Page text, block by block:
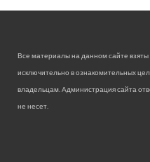
Все материалы на данном сайте взяты
исключительно в ознакомительных
владельцам. Администрация сайта
не несет.